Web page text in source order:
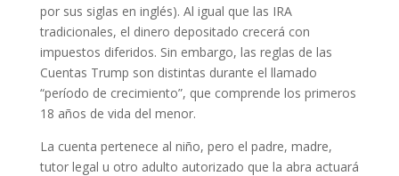
por sus siglas en inglés). Al igual que las IRA
tradicionales, el dinero depositado crecerá con
impuestos diferidos. Sin embargo, las reglas de las
Cuentas Trump son distintas durante el llamado
“período de crecimiento”, que comprende los primeros
18 años de vida del menor.
La cuenta pertenece al niño, pero el padre, madre,
tutor legal u otro adulto autorizado que la abra actuará